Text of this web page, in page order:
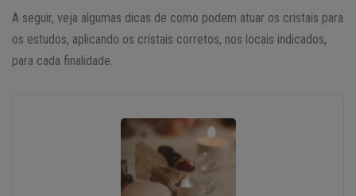
A seguir, veja algumas dicas de como podem atuar os cristais para
os estudos, aplicando os cristais corretos, nos locais indicados,
para cada finalidade.